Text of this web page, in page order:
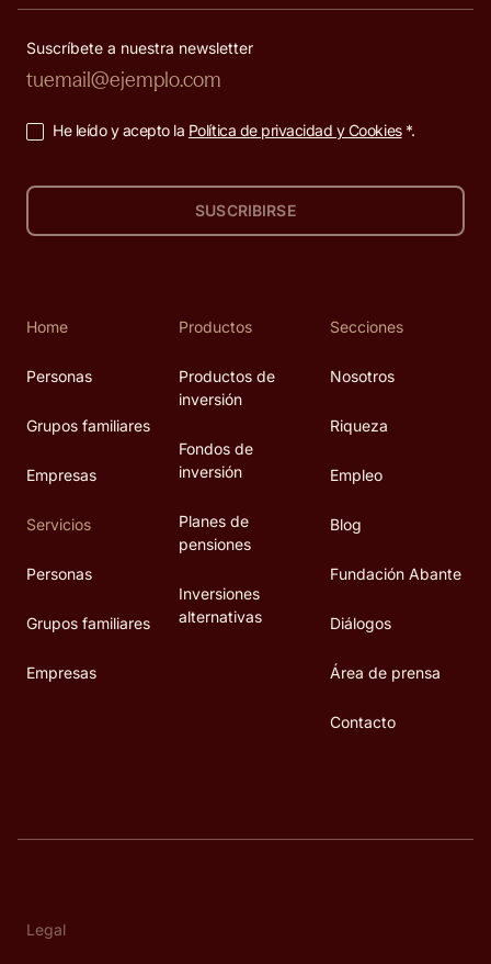
Suscríbete a nuestra newsletter
He leído y acepto la Política de privacidad y Cookies*.
SUSCRIBIRSE
Home
Personas
Grupos familiares
Empresas
Servicios
Personas
Grupos familiares
Empresas
Productos
Productos de
inversión
Fondos de
inversión
Planes de
pensiones
Inversiones
alternativas
Secciones
Nosotros
Riqueza
Empleo
Blog
Fundación Abante
Diálogos
Área de prensa
Contacto
Legal